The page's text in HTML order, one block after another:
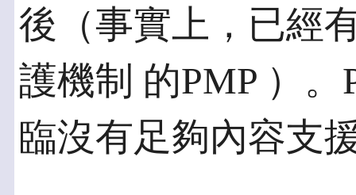
後（事實上，已經
護機制 的PMP ）
臨沒有足夠內容支